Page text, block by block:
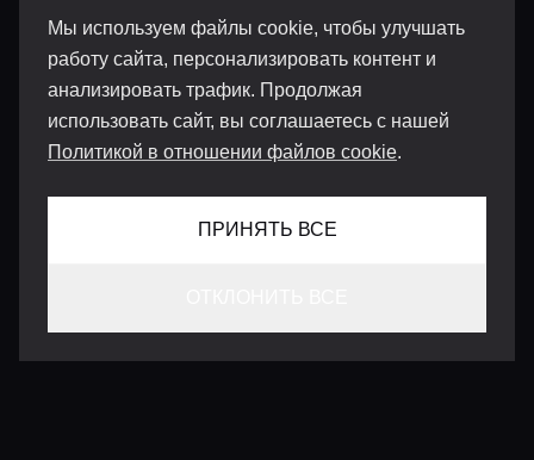
Мы используем файлы cookie, чтобы улучшать
работу сайта, персонализировать контент и
анализировать трафик. Продолжая
использовать сайт, вы соглашаетесь с нашей
Политикой в отношении файлов cookie.
ПРИНЯТЬ ВСЕ